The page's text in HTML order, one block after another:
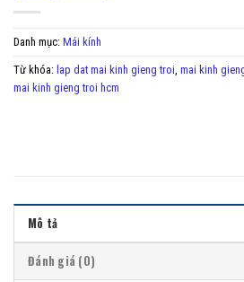
Danh mục: Mái kính
Từ khóa: lap dat mai kinh gieng troi, mai kinh
mai kinh gieng troi hcm
Mô tả
Đánh giá (0)